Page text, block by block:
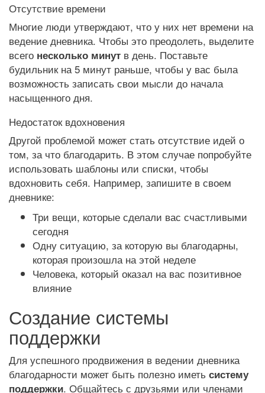
Отсутствие времени
Многие люди утверждают, что у них нет времени на
ведение дневника. Чтобы это преодолеть, выделите
всего несколько минут в день. Поставьте
будильник на 5 минут раньше, чтобы у вас была
возможность записать свои мысли до начала
насыщенного дня.
Недостаток вдохновения
Другой проблемой может стать отсутствие идей о
том, за что благодарить. В этом случае попробуйте
использовать шаблоны или списки, чтобы
вдохновить себя. Например, запишите в своем
дневнике:
Три вещи, которые сделали вас счастливыми
сегодня
Одну ситуацию, за которую вы благодарны,
которая произошла на этой неделе
Человека, который оказал на вас позитивное
влияние
Создание системы
поддержки
Для успешного продвижения в ведении дневника
благодарности может быть полезно иметь систему
поддержки. Общайтесь с друзьями или членами